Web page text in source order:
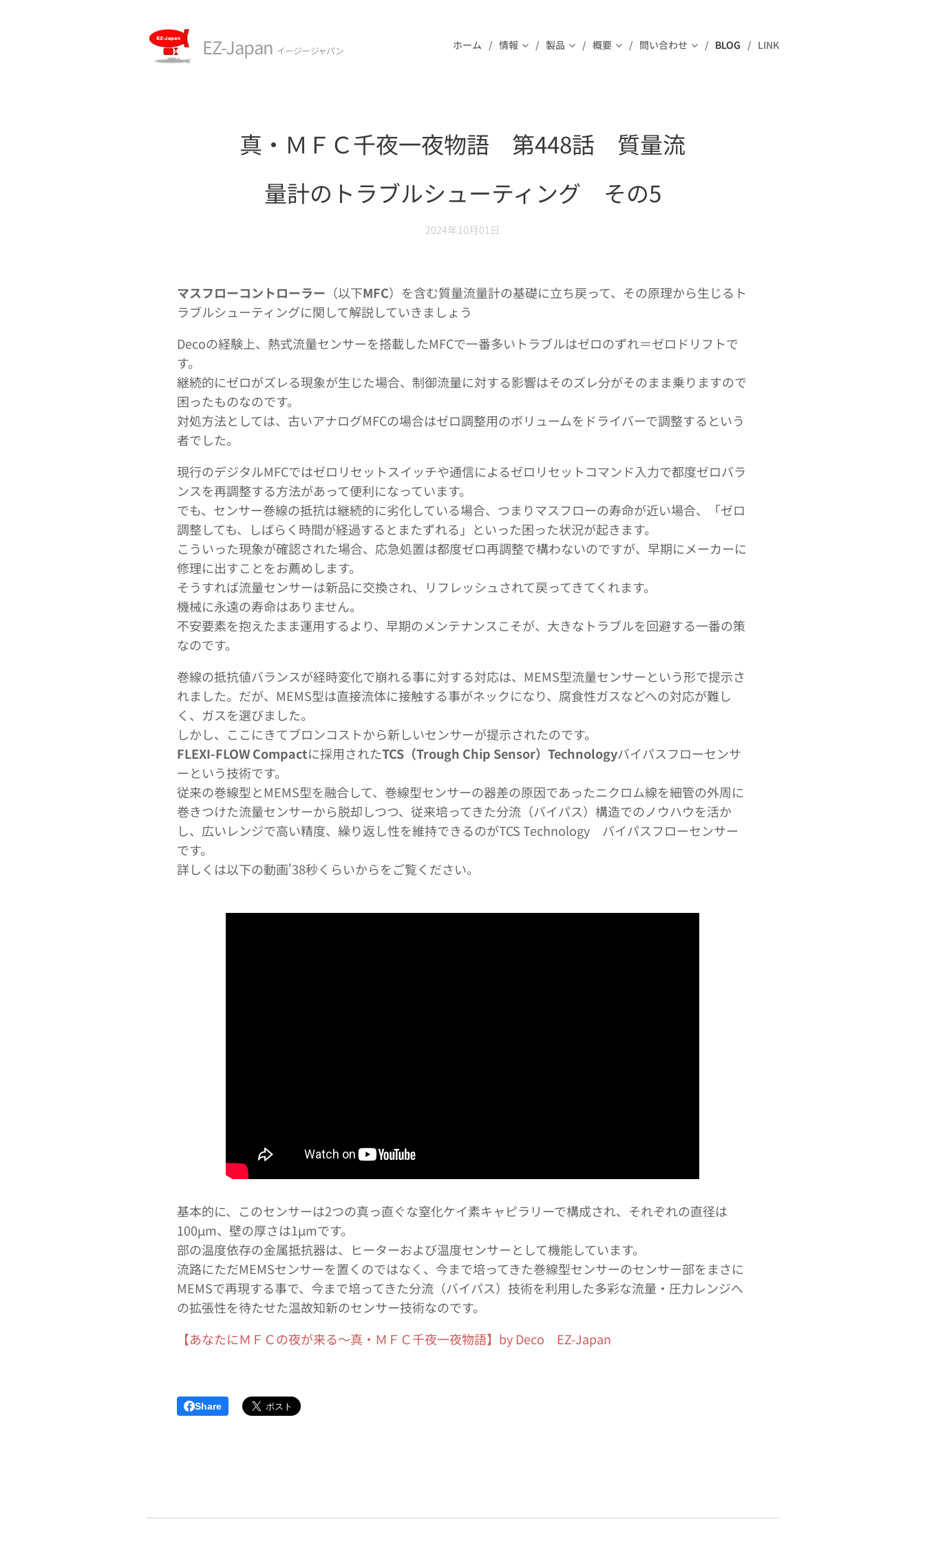
EZ-Japan イージージャパン ホーム 情報 製品 概要 問い合わせ BLOG LINK
真・ＭＦＣ千夜一夜物語 第448話 質量流
量計のトラブルシューティング その5
2024年10月01日
マスフローコントローラー （以下MFC）を含む質量流量計の基礎に立ち戻って、その原理から生じるト
ラブルシューティングに関して解説していきましょう
Decoの経験上、熱式流量センサーを搭載したMFCで一番多いトラブルはゼロのずれ＝ゼロドリフトで
す。
継続的にゼロがズレる現象が生じた場合、制御流量に対する影響はそのズレ分がそのまま乗りますので
困ったものなのです。
対処方法としては、古いアナログMFCの場合はゼロ調整用のボリュームをドライバーで調整するという
者でした。
現行のデジタルMFCではゼロリセットスイッチや通信によるゼロリセットコマンド入力で都度ゼロバラ
ンスを再調整する方法があって便利になっています。
でも、センサー巻線の抵抗は継続的に劣化している場合、つまりマスフローの寿命が近い場合、「ゼロ
調整しても、しばらく時間が経過するとまたずれる」といった困った状況が起きます。
こういった現象が確認された場合、応急処置は都度ゼロ再調整で構わないのですが、早期にメーカーに
修理に出すことをお薦めします。
そうすれば流量センサーは新品に交換され、リフレッシュされて戻ってきてくれます。
機械に永遠の寿命はありません。
不安要素を抱えたまま運用するより、早期のメンテナンスこそが、大きなトラブルを回避する一番の策
なのです。
巻線の抵抗値バランスが経時変化で崩れる事に対する対応は、MEMS型流量センサーという形で提示さ
れました。だが、MEMS型は直接流体に接触する事がネックになり、腐食性ガスなどへの対応が難し
く、ガスを選びました。
しかし、ここにきてブロンコストから新しいセンサーが提示されたのです。
FLEXI-FLOW Compactに採用されたTCS（Trough Chip Sensor）Technologyバイパスフローセンサ
ーという技術です。
従来の巻線型とMEMS型を融合して、巻線型センサーの器差の原因であったニクロム線を細管の外周に
巻きつけた流量センサーから脱却しつつ、従来培ってきた分流（バイパス）構造でのノウハウを活か
し、広いレンジで高い精度、繰り返し性を維持できるのがTCS Technology バイパスフローセンサー
です。
詳しくは以下の動画'38秒くらいからをご覧ください。
基本的に、このセンサーは2つの真っ直ぐな窒化ケイ素キャピラリーで構成され、それぞれの直径は
100μm、壁の厚さは1μmです。
部の温度依存の金属抵抗器は、ヒーターおよび温度センサーとして機能しています。
流路にただMEMSセンサーを置くのではなく、今まで培ってきた巻線型センサーのセンサー部をまさに
MEMSで再現する事で、今まで培ってきた分流（バイパス）技術を利用した多彩な流量・圧力レンジへ
の拡張性を待たせた温故知新のセンサー技術なのです。
【あなたにＭＦＣの夜が来る～真・ＭＦＣ千夜一夜物語】by Deco EZ-Japan
Share